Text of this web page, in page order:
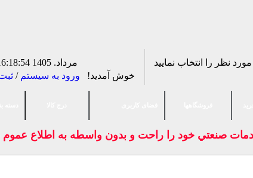
17 مرداد. 1405
خوش آمدید! ورود به سیستم /
صنعتي خود را راحت و بدون واسطه به اطلاع عموم